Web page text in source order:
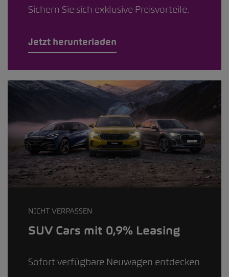
Sichern Sie sich exklusive Preisvorteile.
Jetzt herunterladen
NICHT VERPASSEN
SUV Cars mit 0,9% Leasing
Sofort verfügbare Neuwagen entdecken